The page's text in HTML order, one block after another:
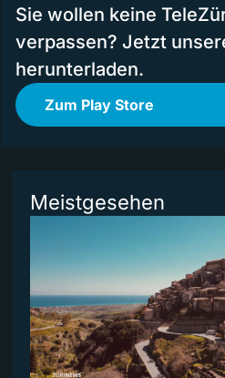
Sie wollen keine
verpassen? Jetzt
herunterladen.
Zum Play Store
Meistgesehen